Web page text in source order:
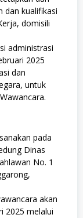
dan kualifikasi
domisili
administrasi
2025
dan
untuk
pada
Dinas
No. 1
akan
2025 melalui